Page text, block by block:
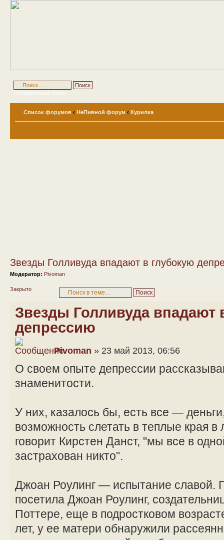
Расширенный поиск
Список форумов ‹ НеПивной форум ‹ Курилка
Звезды Голливуда впадают в глубокую
Модератор: Pivoman
Закрыто
Звезды Голливуда впадают
депрессию
Pivoman » 23 май 2013, 06:56
О своем опыте депрессии
знаменитости.
У них, казалось бы, есть все —
возможность слетать в теплые края
говорит Кирстен Данст, "мы все в
застрахован никто".
Джоан Роулинг — испытание славой.
посетила Джоан Роулинг,
Поттере, еще в подростковом
лет, у ее матери обнаружили